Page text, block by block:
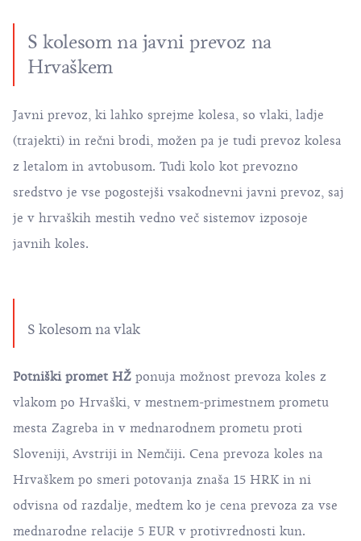
S kolesom na javni prevoz na
Hrvaškem
Javni prevoz, ki lahko sprejme kolesa, so vlaki, ladje
(trajekti) in rečni brodi, možen pa je tudi prevoz kolesa
z letalom in avtobusom. Tudi kolo kot prevozno
sredstvo je vse pogostejši vsakodnevni javni prevoz, saj
je v hrvaških mestih vedno več sistemov izposoje
javnih koles.
S kolesom na vlak
Potniški promet HŽ ponuja možnost prevoza koles z
vlakom po Hrvaški, v mestnem-primestnem prometu
mesta Zagreba in v mednarodnem prometu proti
Sloveniji, Avstriji in Nemčiji. Cena prevoza koles na
Hrvaškem po smeri potovanja znaša 15 HRK in ni
odvisna od razdalje, medtem ko je cena prevoza za vse
mednarodne relacije 5 EUR v protivrednosti kun.